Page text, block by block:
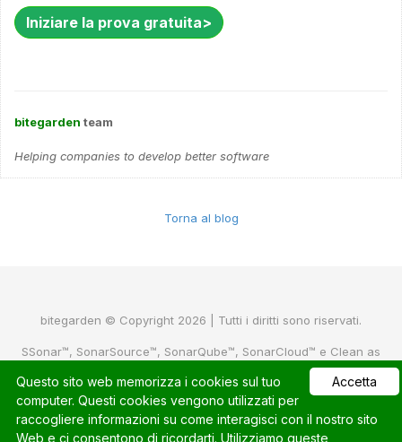
Iniziare la prova gratuita>
bitegarden team
Helping companies to develop better software
Torna al blog
bitegarden © Copyright 2026 | Tutti i diritti sono riservati.
SSonar™, SonarSource™, SonarQube™, SonarCloud™ e Clean as
you Code™ sono marchi registrati proprietà di
SonarSource SA
Per maggiori informazioni visita il sitosonarsource osonarcloud
Accetta
Questo sito web memorizza i cookies sul tuo
computer. Questi cookies vengono utilizzati per
raccogliere informazioni su come interagisci con il nostro sito
Web e ci consentono di ricordarti. Utilizziamo queste